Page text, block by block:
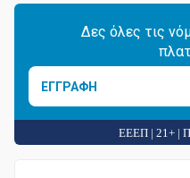
Δες όλες τις
ΕΓΓΡΑΦΗ
ΕΕΕΠ | 21+ |